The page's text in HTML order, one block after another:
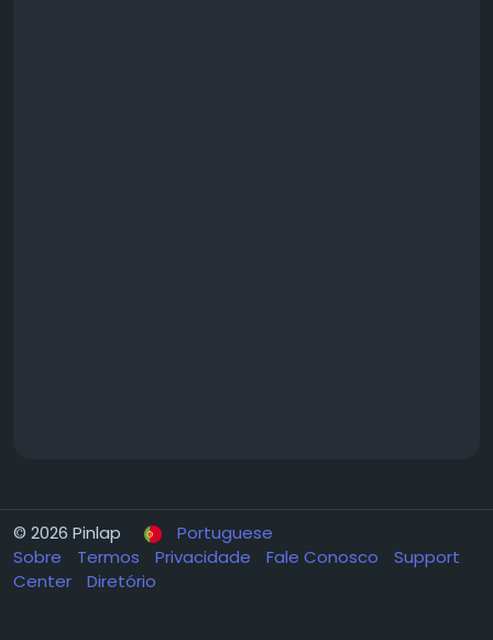
© 2026 Pinlap
Portuguese
Sobre
Termos Privacidade Fale Conosco
Support
Center
Diretório